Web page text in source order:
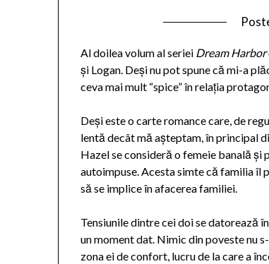
Al doilea volum al seriei Dream Harbor
și Logan. Deși nu pot spune că mi-a
ceva mai mult “spice” în relația
Deși este o carte romance care, de
lentă decât mă așteptam, în principal
Hazel se consideră o femeie banală
autoimpuse. Acesta simte că familia îl
să se implice în afacerea familiei.
Tensiunile dintre cei doi se datorează
un moment dat. Nimic din poveste nu
zona ei de confort, lucru de la care a